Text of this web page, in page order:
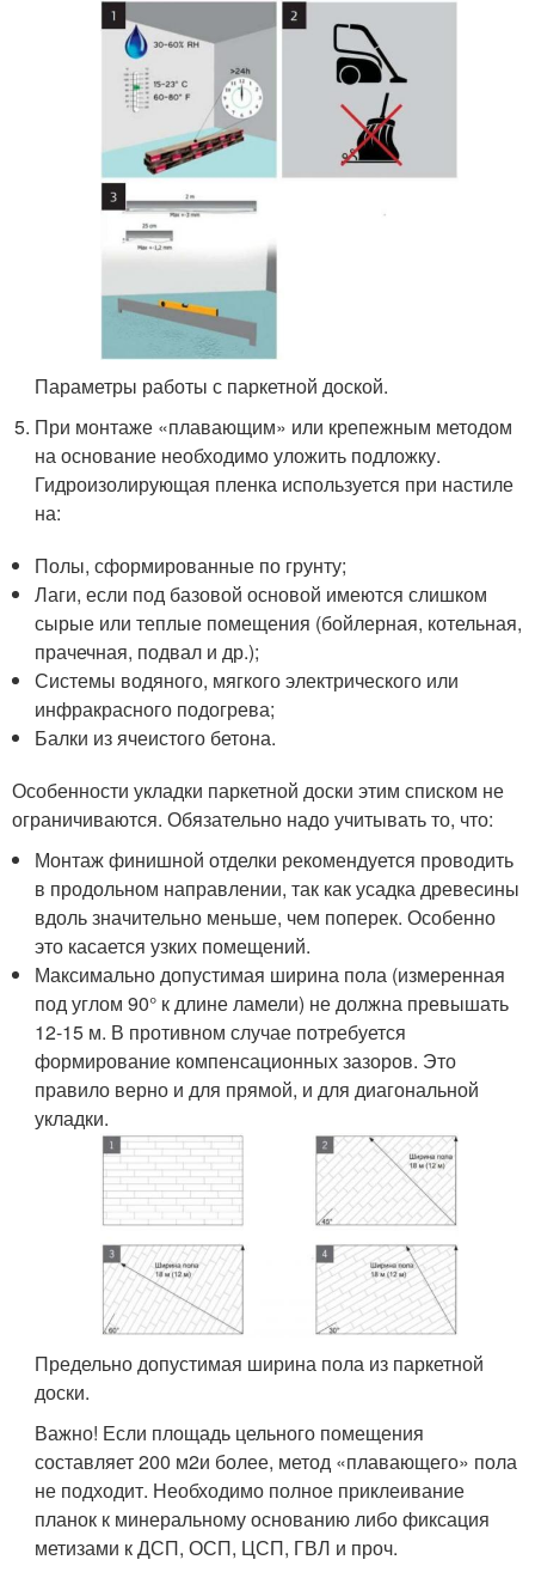
Параметры работы с паркетной доской.
При монтаже «плавающим» или крепежным методом
на основание необходимо уложить подложку.
Гидроизолирующая пленка используется при настиле
на:
Полы, сформированные по грунту;
Лаги, если под базовой основой имеются слишком
сырые или теплые помещения (бойлерная, котельная,
прачечная, подвал и др.);
Системы водяного, мягкого электрического или
инфракрасного подогрева;
Балки из ячеистого бетона.
Особенности укладки паркетной доски этим списком не
ограничиваются. Обязательно надо учитывать то, что:
Монтаж финишной отделки рекомендуется проводить
в продольном направлении, так как усадка древесины
вдоль значительно меньше, чем поперек. Особенно
это касается узких помещений.
Максимально допустимая ширина пола (измеренная
под углом 90° к длине ламели) не должна превышать
12-15 м. В противном случае потребуется
формирование компенсационных зазоров. Это
правило верно и для прямой, и для диагональной
укладки.
Предельно допустимая ширина пола из паркетной
доски.
Важно! Если площадь цельного помещения
составляет 200 м2и более, метод «плавающего» пола
не подходит. Необходимо полное приклеивание
планок к минеральному основанию либо фиксация
метизами к ДСП, ОСП, ЦСП, ГВЛ и проч.